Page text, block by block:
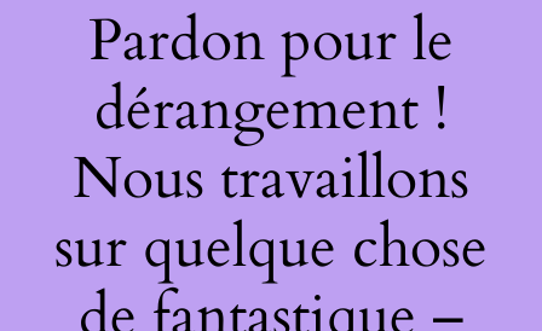
Pardon pour le
dérangement !
Nous travaillons
sur quelque chose